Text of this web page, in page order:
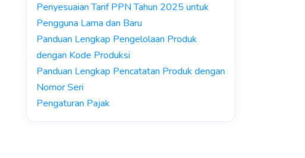
Penyesuaian Tarif PPN Tahun 2025 untuk
Pengguna Lama dan Baru
Panduan Lengkap Pengelolaan Produk
dengan Kode Produksi
Panduan Lengkap Pencatatan Produk dengan
Nomor Seri
Pengaturan Pajak